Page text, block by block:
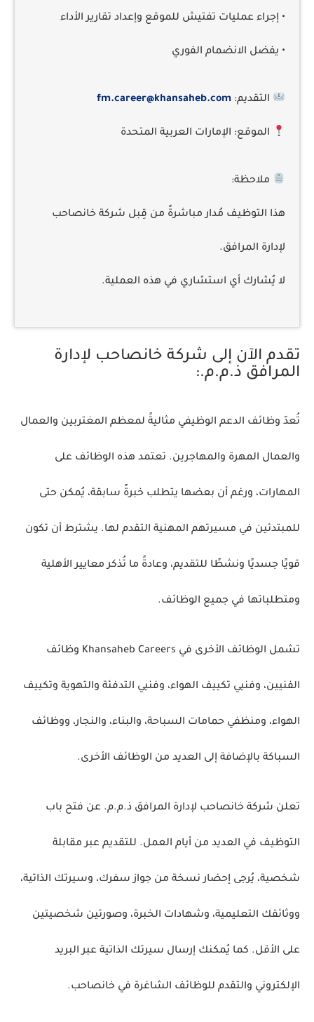
• إجراء عمليات تفتيش للموقع وإعداد تقارير الأداء
• يفضل الانضمام الفوري
التقديم:fm.career@khansaheb.com
الموقع: الإمارات العربية المتحدة
ملاحظة:
هذا التوظيف مُدار مباشرةً من قِبل شركة خانصاحب
لإدارة المرافق.
لا يُشارك أي استشاري في هذه العملية.
تقدم الآن إلى شركة خانصاحب لإدارة
المرافق ذ.م.م.:
تُعدّ وظائف الدعم الوظيفي مثاليةً لمعظم المغتربين والعمال
والعمال المهرة والمهاجرين. تعتمد هذه الوظائف على
المهارات، ورغم أن بعضها يتطلب خبرةً سابقة، يُمكن حتى
للمبتدئين في مسيرتهم المهنية التقدم لها. يشترط أن تكون
قويًا جسديًا ونشطًا للتقديم، وعادةً ما تُذكر معايير الأهلية
ومتطلباتها في جميع الوظائف.
تشمل الوظائف الأخرى في Khansaheb Careers وظائف
الفنيين، وفنيي تكييف الهواء، وفنيي التدفئة والتهوية وتكييف
الهواء، ومنظفي حمامات السباحة، والبناء، والنجار، ووظائف
السباكة بالإضافة إلى العديد من الوظائف الأخرى.
تعلن شركة خانصاحب لإدارة المرافق ذ.م.م. عن فتح باب
التوظيف في العديد من أيام العمل. للتقديم عبر مقابلة
شخصية، يُرجى إحضار نسخة من جواز سفرك، وسيرتك الذاتية،
ووثائقك التعليمية، وشهادات الخبرة، وصورتين شخصيتين
على الأقل. كما يُمكنك إرسال سيرتك الذاتية عبر البريد
الإلكتروني والتقدم للوظائف الشاغرة في خانصاحب.